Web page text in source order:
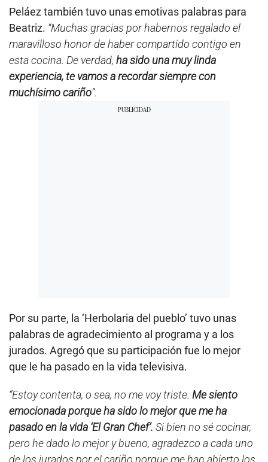
Peláez también tuvo unas emotivas palabras para
Beatriz. “Muchas gracias por habernos regalado el
maravilloso honor de haber compartido contigo en
esta cocina. De verdad, ha sido una muy linda
experiencia, te vamos a recordar siempre con
muchísimo cariño”.
Por su parte, la ‘Herbolaria del pueblo’ tuvo unas
palabras de agradecimiento al programa y a los
jurados. Agregó que su participación fue lo mejor
que le ha pasado en la vida televisiva.
“Estoy contenta, o sea, no me voy triste. Me siento
emocionada porque ha sido lo mejor que me ha
pasado en la vida ‘El Gran Chef’. Si bien no sé cocinar,
pero he dado lo mejor y bueno, agradezco a cada uno
de los jurados por el cariño porque me han abierto los